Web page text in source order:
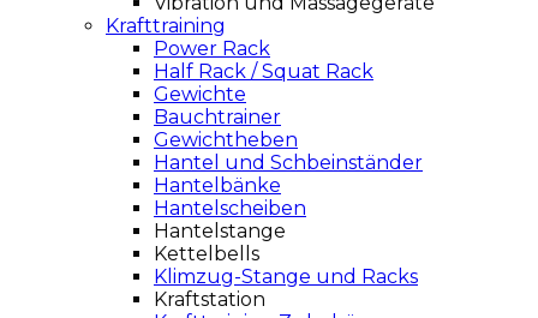
Krafttraining
Power Rack
Half Rack / Squat Rack
Gewichte
Bauchtrainer
Gewichtheben
Hantel und Schbeinständer
Hantelbänke
Hantelscheiben
Hantelstange
Kettelbells
Klimzug-Stange und Racks
Kraftstation